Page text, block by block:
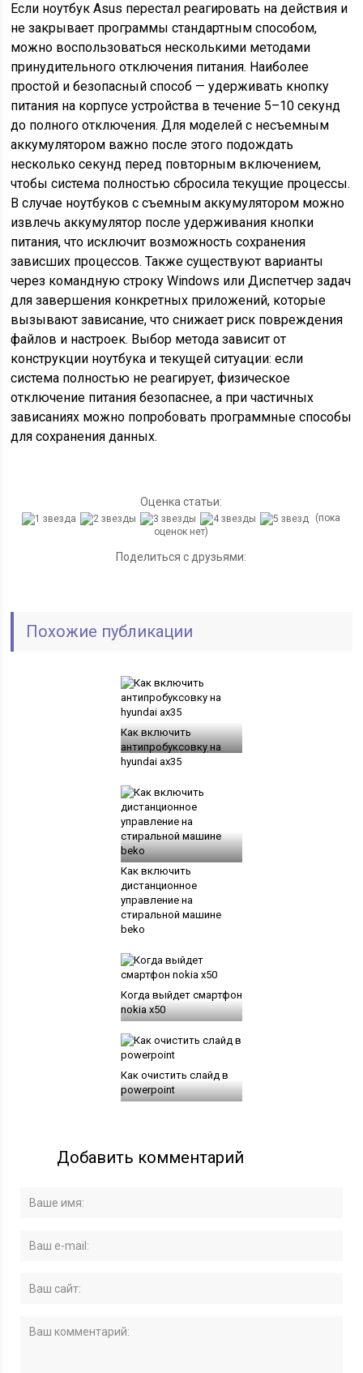
Если ноутбук Asus перестал реагировать на действия и
не закрывает программы стандартным способом,
можно воспользоваться несколькими методами
принудительного отключения питания. Наиболее
простой и безопасный способ — удерживать кнопку
питания на корпусе устройства в течение 5–10 секунд
до полного отключения. Для моделей с несъемным
аккумулятором важно после этого подождать
несколько секунд перед повторным включением,
чтобы система полностью сбросила текущие процессы.
В случае ноутбуков с съемным аккумулятором можно
извлечь аккумулятор после удерживания кнопки
питания, что исключит возможность сохранения
зависших процессов. Также существуют варианты
через командную строку Windows или Диспетчер задач
для завершения конкретных приложений, которые
вызывают зависание, что снижает риск повреждения
файлов и настроек. Выбор метода зависит от
конструкции ноутбука и текущей ситуации: если
система полностью не реагирует, физическое
отключение питания безопаснее, а при частичных
зависаниях можно попробовать программные способы
для сохранения данных.
Оценка статьи:
(пока
оценок нет)
Поделиться с друзьями:
Похожие публикации
Как включить
антипробуксовку на
hyundai ax35
Как включить
дистанционное
управление на
стиральной машине
beko
Когда выйдет смартфон
nokia x50
Как очистить слайд в
powerpoint
Добавить комментарий